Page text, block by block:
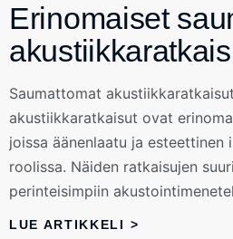
Erinomaiset
Saumattomat
akustiikkaratkaisut ovat
joissa äänenlaatu ja esteettinen
roolissa. Näiden ratkaisujen
perinteisimpiin
LUE ARTIKKELI >